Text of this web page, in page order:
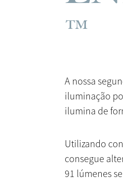
™
A nossa
iluminação
ilumina de
Utilizando
consegue
91 lúmenes